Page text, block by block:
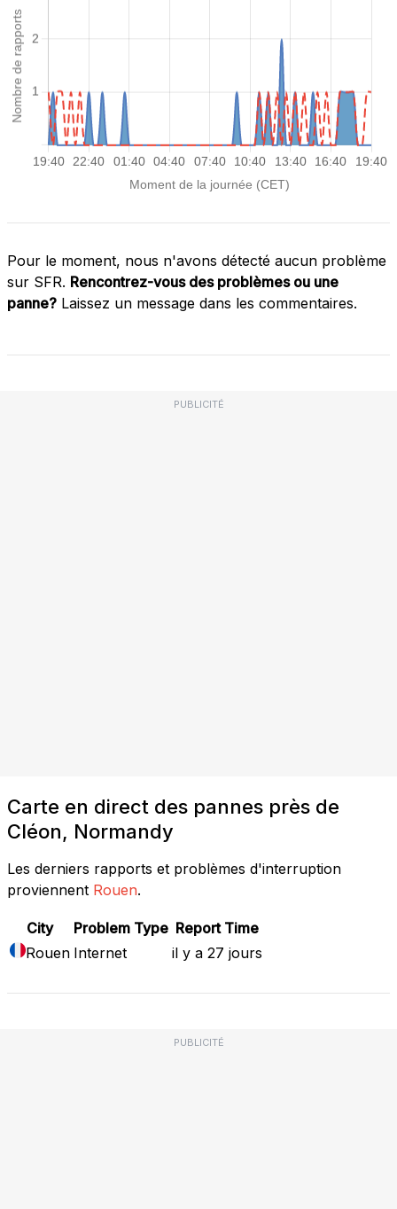
Pour le moment, nous n'avons détecté aucun problème
sur SFR. Rencontrez-vous des problèmes ou une
panne? Laissez un message dans les commentaires.
PUBLICITÉ
Carte en direct des pannes près de
Cléon, Normandy
Les derniers rapports et problèmes d'interruption
proviennent Rouen.
City Problem Type Report Time
Rouen Internet il y a 27 jours
PUBLICITÉ